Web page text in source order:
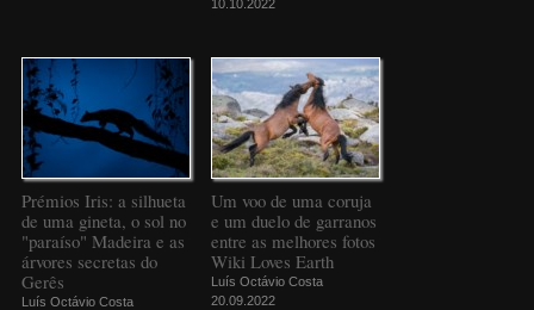
10.10.2022
Prémios Iris: a silhueta
de uma gineta, o sol no
"paraíso" Madeira e as
árvores secretas do
Gerês
Luís Octávio Costa
Um voo de uma coruja
e um duelo de garranos
entre as melhores fotos
Wiki Loves Earth
Luís Octávio Costa
20.09.2022